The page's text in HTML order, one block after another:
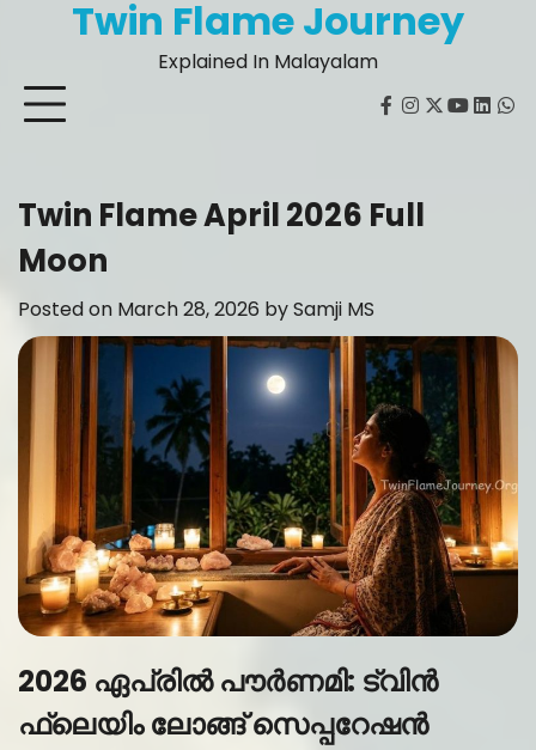
Twin Flame Journey
Explained In Malayalam
facebook
instagram
twitter
youtube
Twin Flame April 2026 Full
Moon
Posted on March 28, 2026 bySamji MS
2026 ഏപ്രിൽ പൗർണമി: ട്വിൻ
ഫ്ലെയിം ലോങ്ങ് സെപ്പറേഷൻ